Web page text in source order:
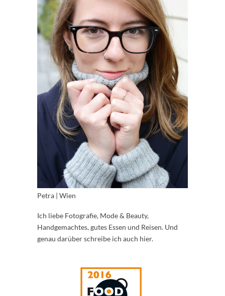
Petra | Wien
Ich liebe Fotografie, Mode & Beauty,
Handgemachtes, gutes Essen und Reisen. Und
genau darüber schreibe ich auch hier.